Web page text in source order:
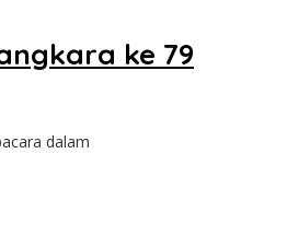
ke 79
dalam